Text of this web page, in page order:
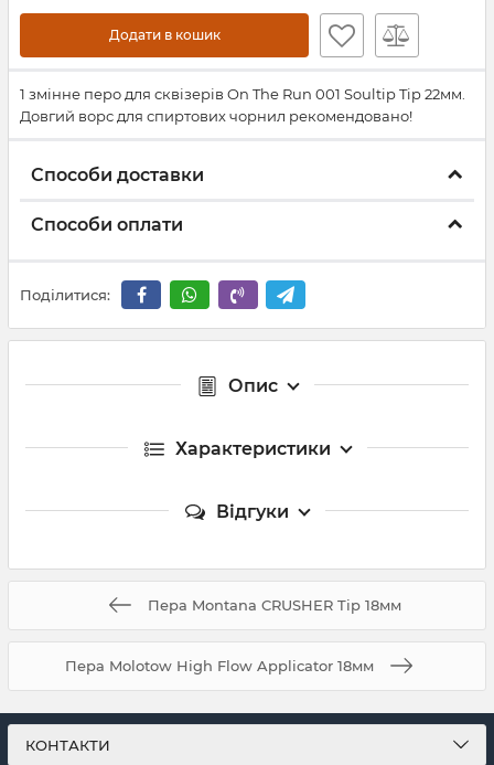
Додати в кошик
1 змінне перо для сквізерів On The Run 001 Soultip Tip 22мм.
Довгий ворс для спиртових чорнил рекомендовано!
Способи доставки
Способи оплати
Поділитися:
Опис
Характеристики
Відгуки
Пера Montana CRUSHER Tip 18мм
Пера Molotow High Flow Applicator 18мм
КОНТАКТИ